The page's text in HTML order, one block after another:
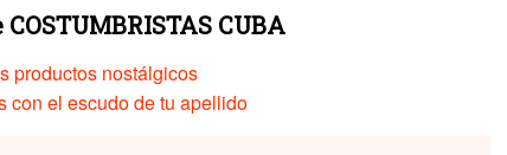
CUBA
productos nostálgicos
con el escudo de tu apellido